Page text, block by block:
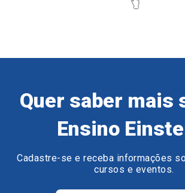
Quer saber mais
Ensino
Cadastre-se e receba informações
cursos e eventos.